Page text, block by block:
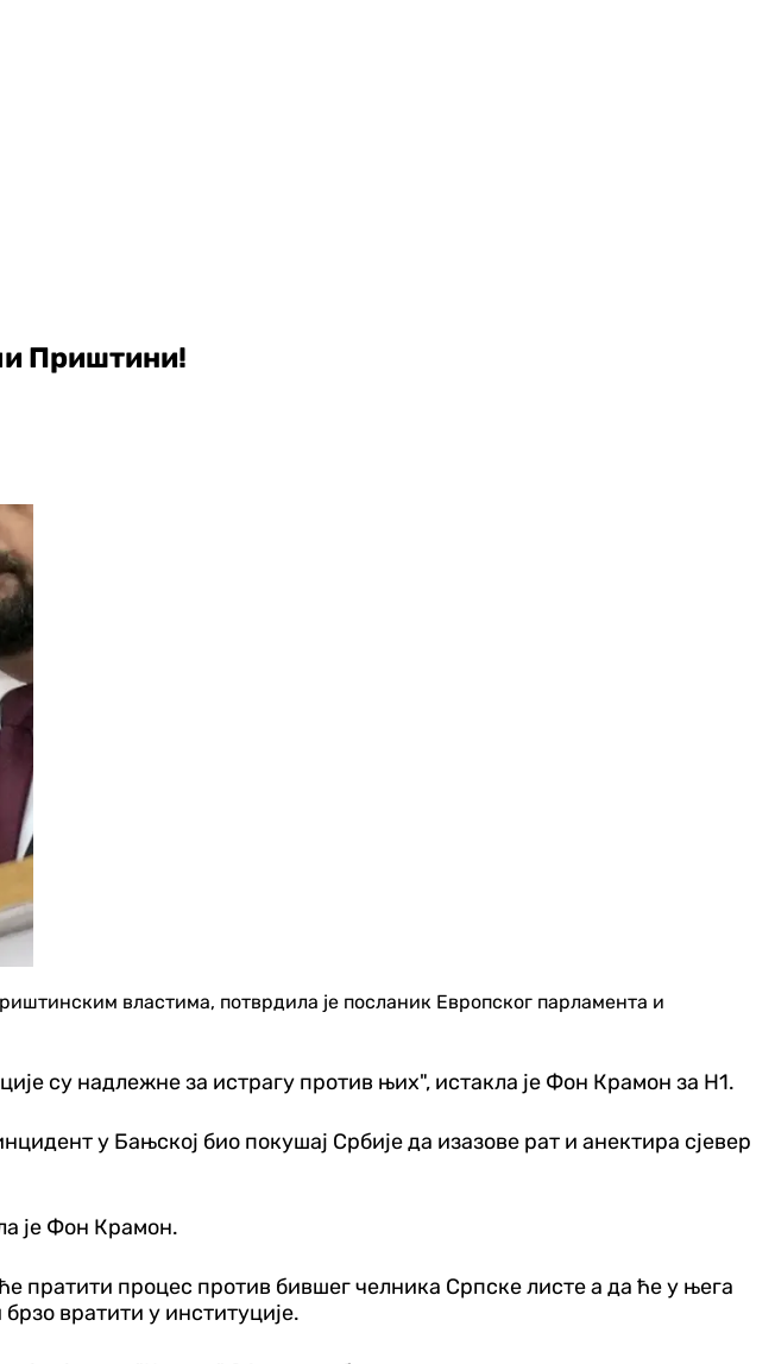
Приштини!
властима, потврдила је посланик Европског парламента и
су надлежне за истрагу против њих", истакла је Фон Крамон за Н1.
у Бањској био покушај Србије да изазове рат и анектира сјевер
је Фон Крамон.
пратити процес против бившег челника Српске листе а да ће у њега
вратити у институције.